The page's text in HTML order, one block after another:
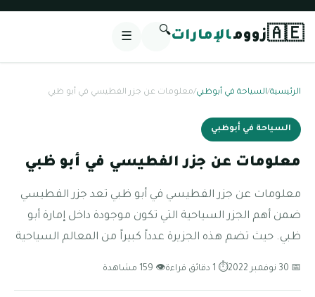
🇦🇪زوومالإمارات🔍
☰
الرئيسية/السياحة في أبوظبي/معلومات عن جزر الفطيسي في أبو ظبي
السياحة في أبوظبي
معلومات عن جزر الفطيسي في أبو ظبي
معلومات عن جزر الفطيسي في أبو ظبي تعد جزر الفطيسي
ضمن أهم الجزر السياحية التي تكون موجودة داخل إمارة أبو
ظبي. حيث تضم هذه الجزيرة عدداً كبيراً من المعالم السياحية
📅 30 نوفمبر 2022 ⏱ 1 دقائق قراءة 👁 159 مشاهدة